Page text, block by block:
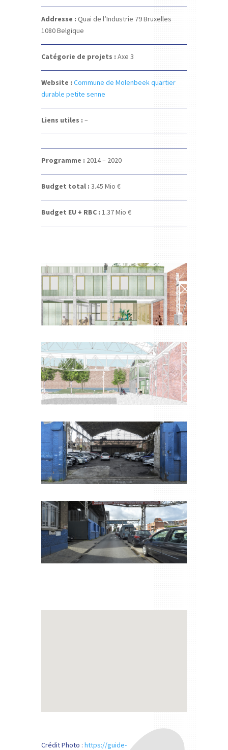
Addresse : Quai de l’Industrie 79Bruxelles
1080Belgique
Catégorie de projets : Axe 3
Website : Commune de Molenbeek quartier
durable petite senne
Liens utiles : –
Programme : 2014 – 2020
Budget total : 3.45 Mio €
Budget EU + RBC : 1.37Mio €
Crédit Photo : https://guide-